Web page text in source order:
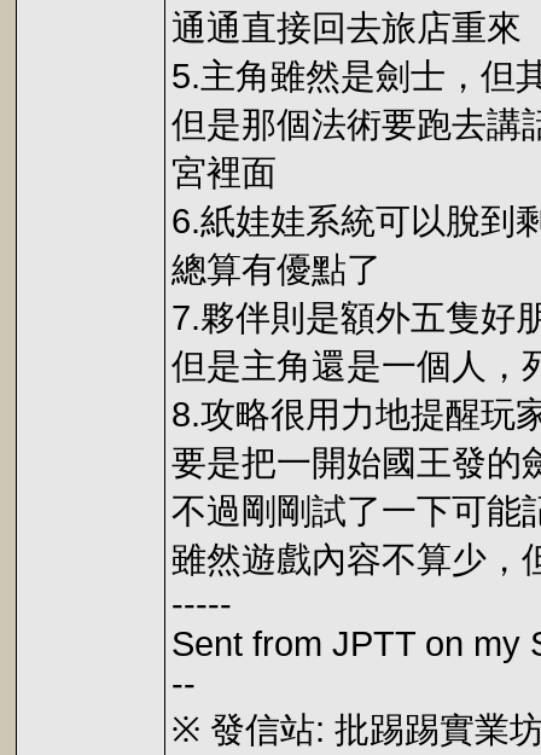
通通直接回去旅店重來
5.主角雖然是劍士，但
但是那個法術要跑去講
宮裡面
6.紙娃娃系統可以脫到
總算有優點了
7.夥伴則是額外五隻好
但是主角還是一個人，
8.攻略很用力地提醒玩
要是把一開始國王發的
不過剛剛試了一下可能
雖然遊戲內容不算少，
-----
Sent from JPTT on my
--
※ 發信站: 批踢踢實業